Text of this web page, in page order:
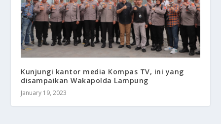
Kunjungi kantor media Kompas TV, ini yang
disampaikan Wakapolda Lampung
January 19, 2023